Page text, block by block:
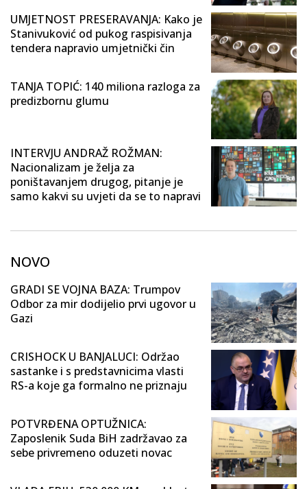
UMJETNOST PRESERAVANJA: Kako je
Stanivuković od pukog raspisivanja
tendera napravio umjetnički čin
TANJA TOPIĆ: 140 miliona razloga za
predizbornu glumu
INTERVJU ANDRAŽ ROŽMAN:
Nacionalizam je želja za
poništavanjem drugog, pitanje je
samo kakvi su uvjeti da se to napravi
NOVO
GRADI SE VOJNA BAZA: Trumpov
Odbor za mir dodijelio prvi ugovor u
Gazi
CRISHOCK U BANJALUCI: Održao
sastanke i s predstavnicima vlasti
RS-a koje ga formalno ne priznaju
POTVRĐENA OPTUŽNICA:
Zaposlenik Suda BiH zadržavao za
sebe privremeno oduzeti novac